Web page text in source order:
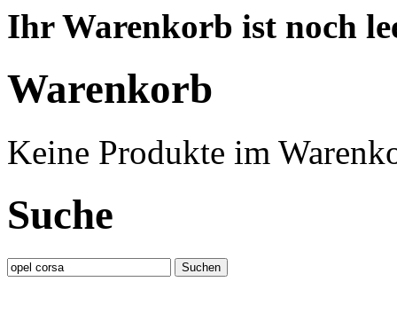
Ihr Warenkorb ist noch
Warenkorb
Keine Produkte im
Suche